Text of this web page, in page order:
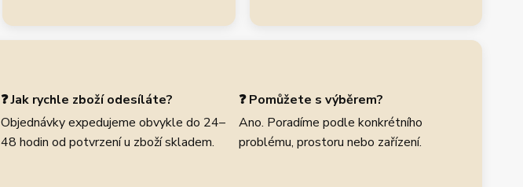
❓ Jak rychle zboží odesíláte?
Objednávky expedujeme obvykle do 24–
48 hodin od potvrzení u zboží skladem.
❓ Pomůžete s výběrem?
Ano. Poradíme podle konkrétního
problému, prostoru nebo zařízení.